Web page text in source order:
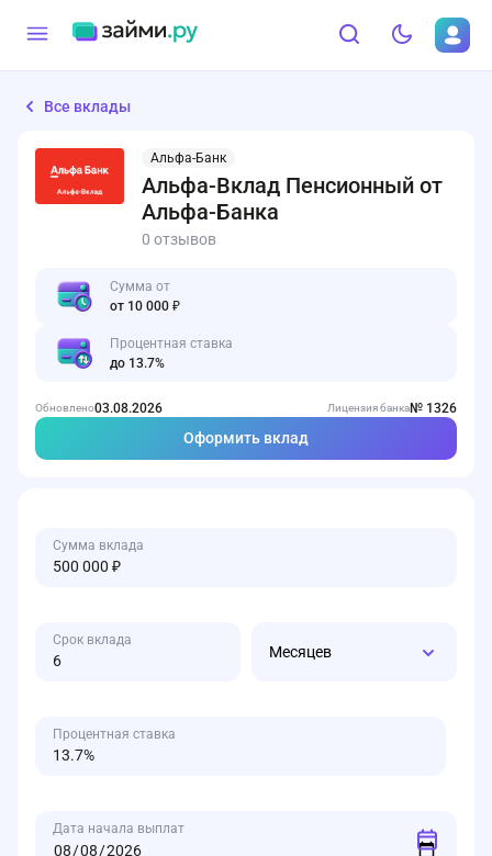
Все вклады
Альфа-Банк
Альфа-Вклад Пенсионный от
Альфа-Банка
0 отзывов
Сумма от
от 10 000 ₽
Процентная ставка
до 13.7%
Оформить вклад
Обновлено03.08.2026 Лицензия банка№ 1326
Сумма вклада
Срок вклада
Месяцев
Процентная ставка
Дата начала выплат